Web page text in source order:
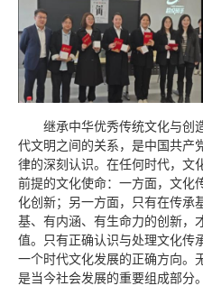
继承中华优秀传统文化与创
代文明之间的关系，是中国共产
律的深刻认识。在任何时代，文
前提的文化使命：一方面，文化
化创新；另一方面，只有在传承
基、有内涵、有生命力的创新，
值。只有正确认识与处理文化传
一个时代文化发展的正确方向。
是当今社会发展的重要组成部分